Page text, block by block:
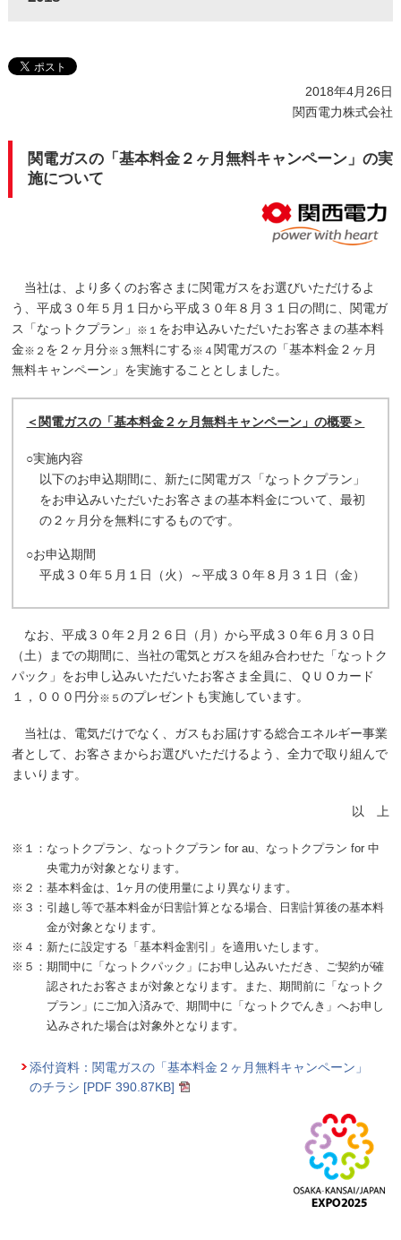
2018年4月26日
関西電力株式会社
関電ガスの「基本料金２ヶ月無料キャンペーン」の実
施について
当社は、より多くのお客さまに関電ガスをお選びいただけるよ
う、平成３０年５月１日から平成３０年８月３１日の間に、関電ガ
ス「なっトクプラン」
※１ をお申込みいただいたお客さまの基本料
金※２ を２ヶ月分※３無料にする ※４ 関電ガスの「基本料金２ヶ月
無料キャンペーン」を実施することとしました。
＜関電ガスの「基本料金２ヶ月無料キャンペーン」の概要＞
○実施内容
以下のお申込期間に、新たに関電ガス「なっトクプラン」
をお申込みいただいたお客さまの基本料金について、最初
の２ヶ月分を無料にするものです。
○お申込期間
平成３０年５月１日（火）～平成３０年８月３１日（金）
なお、平成３０年２月２６日（月）から平成３０年６月３０日
（土）までの期間に、当社の電気とガスを組み合わせた「なっトク
パック」をお申し込みいただいたお客さま全員に、ＱＵＯカード
１，０００円分※５のプレゼントも実施しています。
当社は、電気だけでなく、ガスもお届けする総合エネルギー事業
者として、お客さまからお選びいただけるよう、全力で取り組んで
まいります。
以 上
※１：なっトクプラン、なっトクプラン for au、なっトクプラン for 中
央電力が対象となります。
※２：基本料金は、1ヶ月の使用量により異なります。
※３：引越し等で基本料金が日割計算となる場合、日割計算後の基本料
金が対象となります。
※４：新たに設定する「基本料金割引」を適用いたします。
※５：期間中に「なっトクパック」にお申し込みいただき、ご契約が確
認されたお客さまが対象となります。また、期間前に「なっトク
プラン」にご加入済みで、期間中に「なっトクでんき」へお申し
込みされた場合は対象外となります。
添付資料：関電ガスの「基本料金２ヶ月無料キャンペーン」
のチラシ [PDF390.87KB]